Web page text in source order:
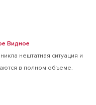
Видное
нештатная ситуация и
в полном объеме.